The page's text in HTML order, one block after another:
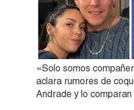
«Solo somos
aclara rumores de
Andrade y lo comparan